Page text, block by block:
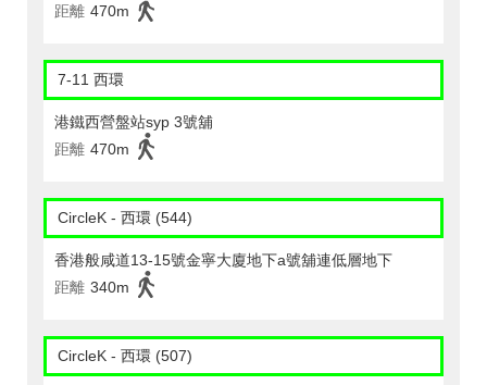
距離 470m
7-11 西環
港鐵西營盤站syp 3號舖
距離 470m
CircleK - 西環 (544)
香港般咸道13-15號金寧大廈地下a號舖連低層地下
距離 340m
CircleK - 西環 (507)